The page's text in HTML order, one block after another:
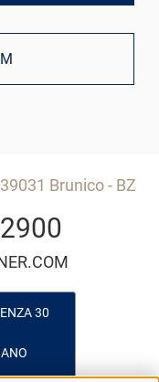
39031 Brunico - BZ
30